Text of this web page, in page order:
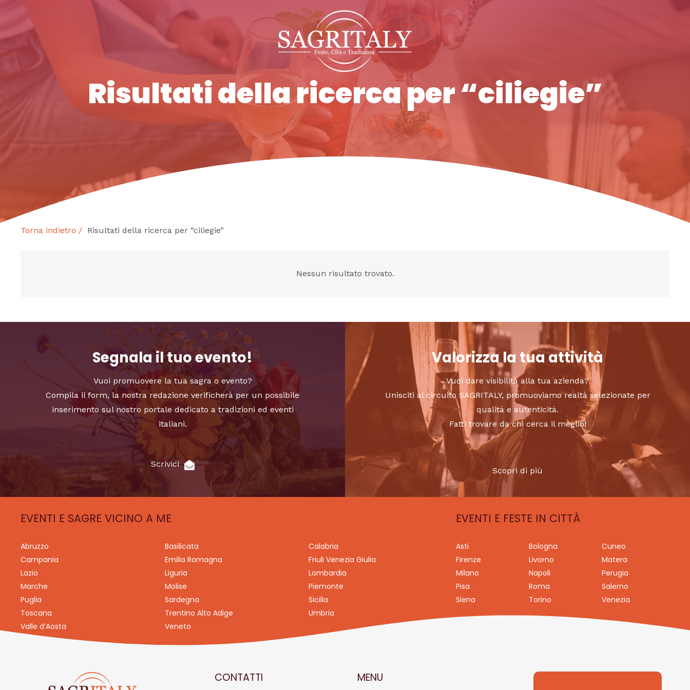
Risultati della ricerca per “ciliegie”
Torna indietro / Risultati della ricerca per “ciliegie”
Nessun risultato trovato.
Segnala il tuo evento!
Vuoi promuovere la tua sagra o evento?
Compila il form, la nostra redazione verificherà per un possibile
inserimento sul nostro portale dedicato a tradizioni ed eventi
italiani.
Scrivici
Valorizza la tua attività
Vuoi dare visibilità alla tua azienda?
Unisciti al circuito SAGRITALY, promuoviamo realtà selezionate per
qualità e autenticità.
Fatti trovare da chi cerca il meglio!
Scopri di più
EVENTI E SAGRE VICINO A ME
Abruzzo Basilicata
Calabria
Campania
Emilia Romagna
Friuli Venezia Giulia
Lazio
Liguria
Lombardia
Marche
Molise
Piemonte
Puglia
Sardegna
Sicilia
Toscana
Trentino Alto Adige
Umbria
Valle d’Aosta
Veneto
EVENTI E FESTE IN CITTÀ
Asti Bologna
Cuneo
Firenze
Livorno
Matera
Milano
Napoli
Perugia
Pisa
Roma
Salerno
Siena
Torino Venezia
CONTATTI MENU